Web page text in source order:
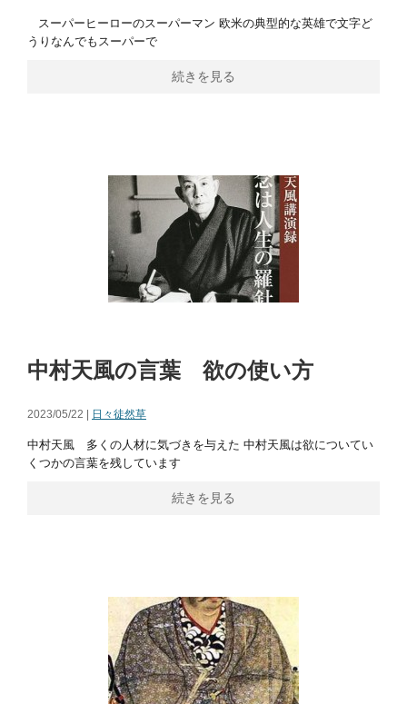
スーパーヒーローのスーパーマン 欧米の典型的な英雄で文字ど
うりなんでもスーパーで
続きを見る
中村天風の言葉 欲の使い方
2023/05/22 | 日々徒然草
中村天風 多くの人材に気づきを与えた 中村天風は欲についてい
くつかの言葉を残しています
続きを見る